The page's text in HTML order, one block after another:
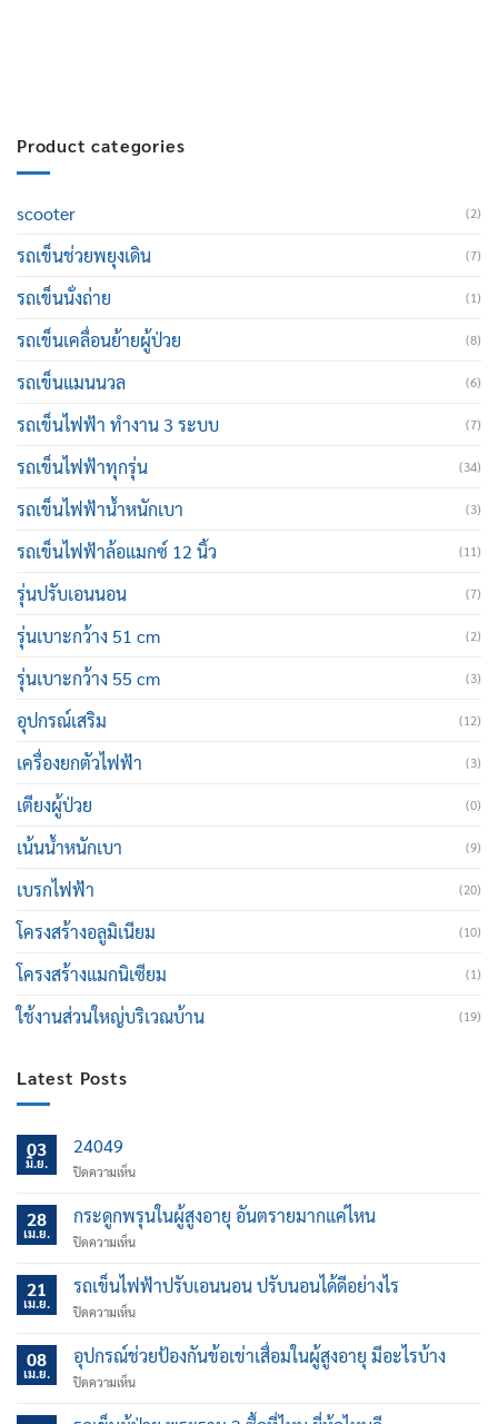
Product categories
scooter (2)
รถเข็นช่วยพยุงเดิน (7)
รถเข็นนั่งถ่าย (1)
รถเข็นเคลื่อนย้ายผู้ป่วย (8)
รถเข็นแมนนวล (6)
รถเข็นไฟฟ้า ทำงาน 3 ระบบ (7)
รถเข็นไฟฟ้าทุกรุ่น (34)
รถเข็นไฟฟ้าน้ำหนักเบา (3)
รถเข็นไฟฟ้าล้อแมกซ์ 12 นิ้ว (11)
รุ่นปรับเอนนอน (7)
รุ่นเบาะกว้าง 51 cm (2)
รุ่นเบาะกว้าง 55 cm (3)
อุปกรณ์เสริม (12)
เครื่องยกตัวไฟฟ้า (3)
เตียงผู้ป่วย (0)
เน้นน้ำหนักเบา (9)
เบรกไฟฟ้า (20)
โครงสร้างอลูมิเนียม (10)
โครงสร้างแมกนิเซียม (1)
ใช้งานส่วนใหญ่บริเวณบ้าน (19)
Latest Posts
03
มิ.ย.
24049
ปิดความเห็นบน
28
เม.ย.
กระดูกพรุนในผู้สูงอายุ อันตรายมากแค่ไหน
ปิดความเห็นบน
พรุน
ใน
ผู้
อายุ
มาก
21
เม.ย.
รถเข็นไฟฟ้าปรับเอนนอน ปรับนอนได้ดีอย่างไร
ปิดความเห็นบน
เข็น
ไฟฟ้า
ปรับ
08
เม.ย.
อุปกรณ์ช่วยป้องกันข้อเข่าเสื่อมในผู้สูงอายุ มีอะไรบ้าง
ปิดความเห็นบน
ช่วย